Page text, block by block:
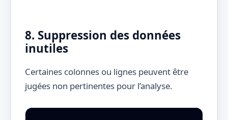
8. Suppression des données
inutiles
Certaines colonnes ou lignes peuvent être
jugées non pertinentes pour l’analyse.